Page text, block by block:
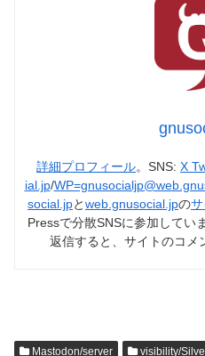
詳細プロフィール。SNS: X
ial.jp/
social.jpとweb.gnusocial.jpの
Pressで分散SNSに参加してい
返信すると、サイトのコメ
Mastodon/server visibility/